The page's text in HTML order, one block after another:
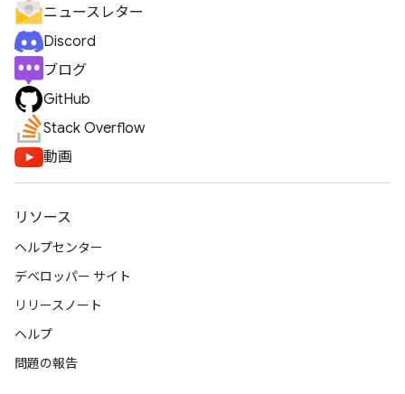
ニュースレター
Discord
ブログ
GitHub
Stack Overflow
動画
リソース
ヘルプセンター
デベロッパー サイト
リリースノート
ヘルプ
問題の報告